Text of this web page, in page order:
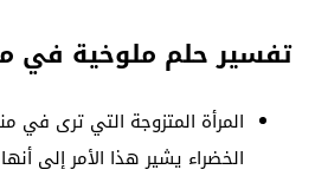
تفسير حلم ملوخية في
المرأة المتزوجة التي ترى في
الخضراء يشير هذا الأمر إلى